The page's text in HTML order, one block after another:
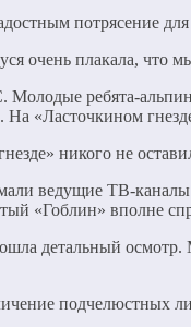
потрясение
очень плакала, что
ребята-
«Ласточкином
ведущие ТВ-
«Гоблин» вполне
детальный осмотр.
подчелюстных